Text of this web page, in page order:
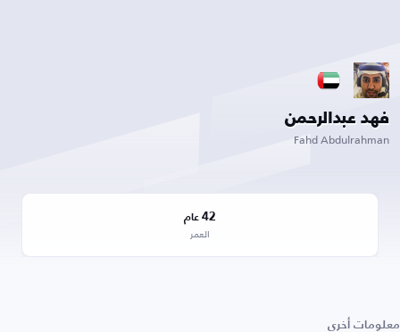
فهد عبدالرحمن
Fahd Abdulrahman
42 عام
العمر
معلومات أخرى